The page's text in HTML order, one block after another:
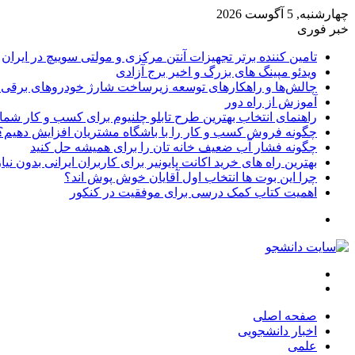
چهارشنبه, 5 آگوست 2026
خبر فوری
تامین کننده برتر تجهیزات آنتن مرکزی و مولتی سوییچ در ایران
ویدئو مپینگ های بزرگ و اخیر برج آزادی
چالش‌ها و راهکارهای توسعه زیرساخت شارژ خودروهای برقی
آموزش از راه دور
راهنمای انتخاب بهترین طرح تابلو چلنیوم برای کسب و کار شما
چگونه فروش کسب و کار را با باشگاه مشتریان افزایش
چگونه فشار آب ضعیف خانه تان را برای همیشه حل کنید
بهترین راه های خرید اکانت پایونیر برای کاربران ایرانی بدون
چرا این بوت ها انتخاب اول آقایان خوش پوش اند؟
اهمیت کتاب کمک درسی برای موفقیت در کنکور
صفحه اصلی
اخبار دانشجویی
علمی